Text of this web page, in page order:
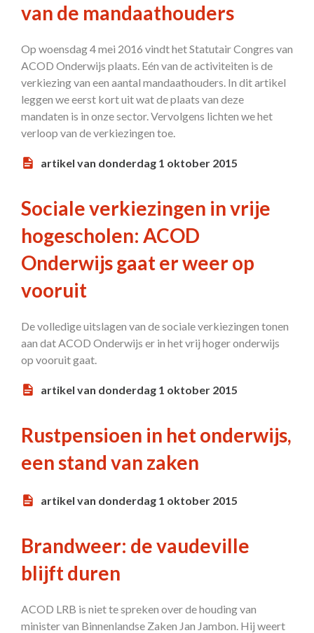
van de mandaathouders
Op woensdag 4 mei 2016 vindt het Statutair Congres van
ACOD Onderwijs plaats. Eén van de activiteiten is de
verkiezing van een aantal mandaathouders. In dit artikel
leggen we eerst kort uit wat de plaats van deze
mandaten is in onze sector. Vervolgens lichten we het
verloop van de verkiezingen toe.
artikel van donderdag 1 oktober 2015
Sociale verkiezingen in vrije
hogescholen: ACOD
Onderwijs gaat er weer op
vooruit
De volledige uitslagen van de sociale verkiezingen tonen
aan dat ACOD Onderwijs er in het vrij hoger onderwijs
op vooruit gaat.
artikel van donderdag 1 oktober 2015
Rustpensioen in het onderwijs,
een stand van zaken
artikel van donderdag 1 oktober 2015
Brandweer: de vaudeville
blijft duren
ACOD LRB is niet te spreken over de houding van
minister van Binnenlandse Zaken Jan Jambon. Hij weert